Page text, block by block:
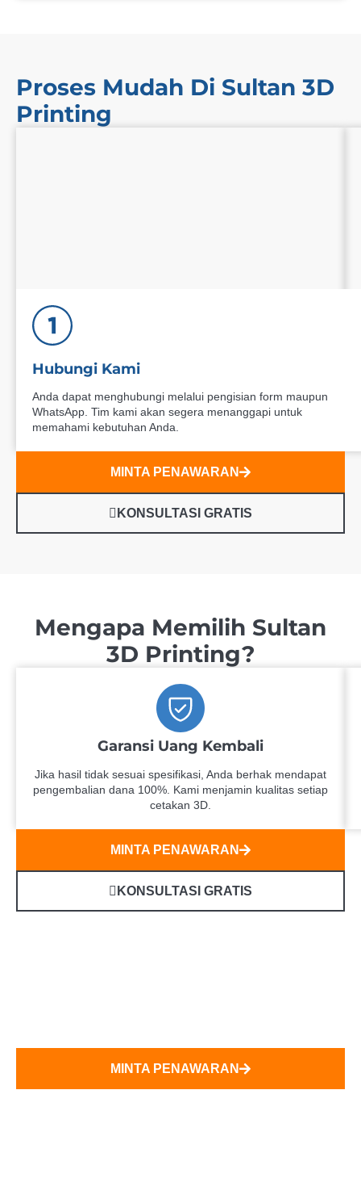
Proses Mudah Di Sultan 3D
Printing
Hubungi Kami
Anda dapat menghubungi melalui pengisian form maupun
WhatsApp. Tim kami akan segera menanggapi untuk
memahami kebutuhan Anda.
MINTA PENAWARAN
KONSULTASI GRATIS
Mengapa Memilih Sultan
3D Printing?
Garansi Uang Kembali
Jika hasil tidak sesuai spesifikasi, Anda berhak mendapat
pengembalian dana 100%. Kami menjamin kualitas setiap
cetakan 3D.
MINTA PENAWARAN
KONSULTASI GRATIS
MINTA PENAWARAN